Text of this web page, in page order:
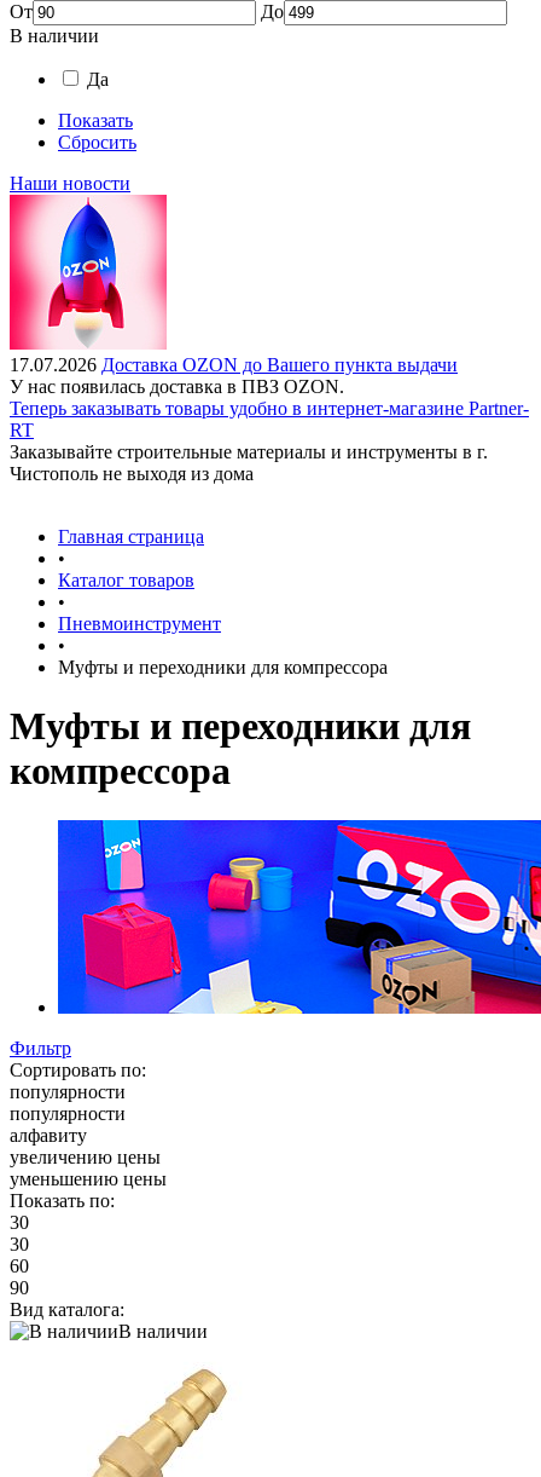
От
До
В наличии
Да
Показать
Сбросить
Наши новости
17.07.2026 Доставка OZON до Вашего пункта выдачи
У нас появилась доставка в ПВЗ OZON.
Теперь заказывать товары удобно в интернет-магазине Partner-
RT
Заказывайте строительные материалы и инструменты в г.
Чистополь не выходя из дома
Главная страница
•
Каталог товаров
•
Пневмоинструмент
•
Муфты и переходники для компрессора
Муфты и переходники для
компрессора
Фильтр
Сортировать по:
популярности
популярности
алфавиту
увеличению цены
уменьшению цены
Показать по:
30
30
60
90
Вид каталога:
В наличии